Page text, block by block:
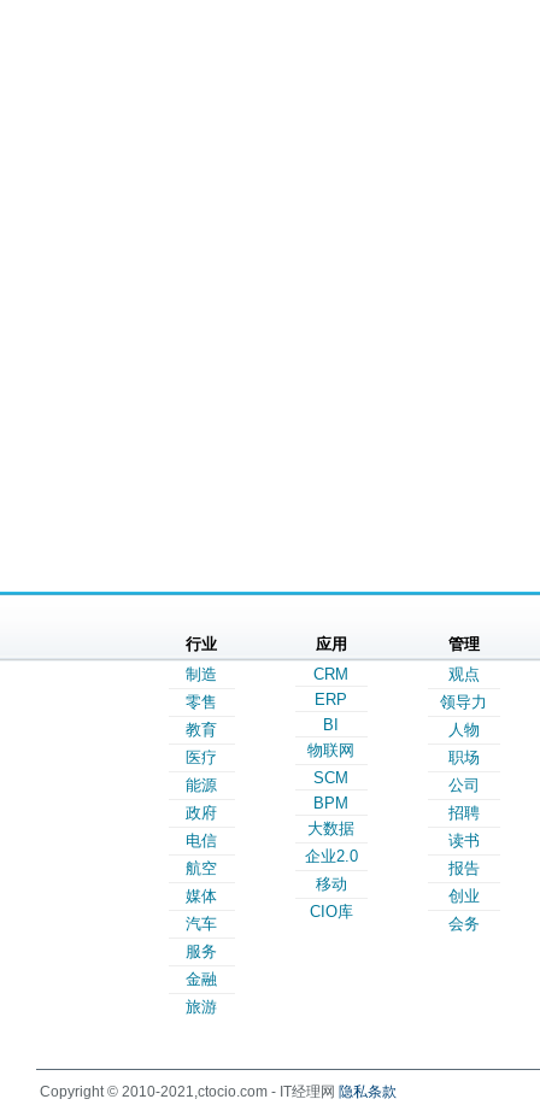
行业
制造
零售
教育
医疗
能源
政府
电信
航空
媒体
汽车
服务
金融
旅游
应用
CRM
ERP
BI
物联网
SCM
BPM
大数据
企业2.0
移动
CIO库
管理
观点
领导力
人物
职场
公司
招聘
读书
报告
创业
会务
Copyright © 2010-2021,ctocio.com - IT经理网 隐私条款